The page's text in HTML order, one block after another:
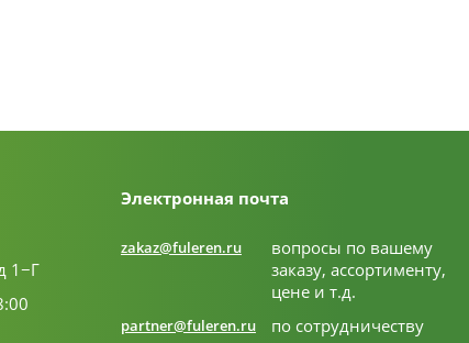
1−Г
Электронная почта
zakaz@fuleren.ru
вопросы по вашему
заказу, ассортименту,
цене и т.д.
partner@fuleren.ru
по сотрудничеству